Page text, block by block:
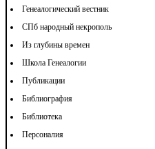
Генеалогический вестник
СПб народный некрополь
Из глубины времен
Школа Генеалогии
Публикации
Библиография
Библиотека
Персоналия